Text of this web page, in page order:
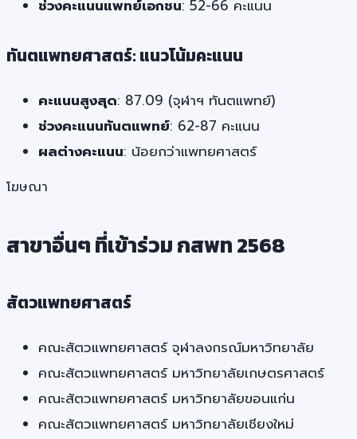
ช่วงคะแนนแพทย์เอกชน: 52-66 คะแนน
ทันตแพทยศาสตร์: แนวโน้มคะแนน
คะแนนสูงสุด: 87.09 (จุฬาฯ ทันตแพทย์)
ช่วงคะแนนทันตแพทย์: 62-87 คะแนน
ผลต่างคะแนน: น้อยกว่าแพทยศาสตร์
โฆษณา
สาขาอื่นๆ ที่เข้าร่วม กสพท 2568
สัตวแพทยศาสตร์
คณะสัตวแพทยศาสตร์ จุฬาลงกรณ์มหาวิทยาลัย
คณะสัตวแพทยศาสตร์ มหาวิทยาลัยเกษตรศาสตร์
คณะสัตวแพทยศาสตร์ มหาวิทยาลัยขอนแก่น
คณะสัตวแพทยศาสตร์ มหาวิทยาลัยเชียงใหม่